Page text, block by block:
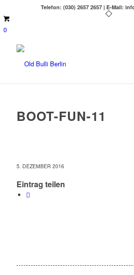
Telefon: (030) 2657 2657 | E-Mail:
0
BOOT-FUN-11
5. DEZEMBER 2016
Eintrag teilen